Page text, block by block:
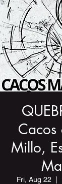
Cacos
Millo,
Fri, Aug 22